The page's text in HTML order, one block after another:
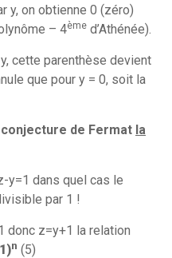
y, on obtienne 0 (zéro)
– 4ème d’Athénée).
cette parenthèse devient
que pour y = 0, soit la
de Fermat la
y=1 dans quel cas le
par 1 !
donc z=y+1 la relation
n (5)